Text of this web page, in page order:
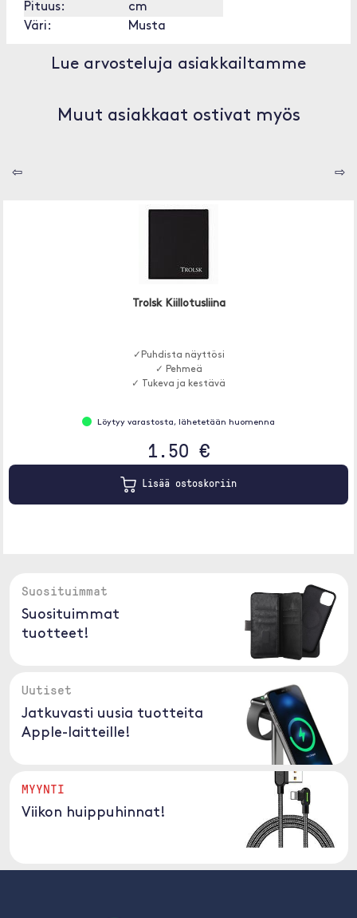
Pituus:
cm
Väri:
Musta
Lue arvosteluja asiakkailtamme
Muut asiakkaat ostivat myös
⇦ ⇨
Trolsk Kiillotusliina
✓Puhdista näyttösi
✓ Pehmeä
✓ Tukeva ja kestävä
Löytyy varastosta, lähetetään huomenna
1.50 €
Lisää ostoskoriin
Suosituimmat
Suosituimmat
tuotteet!
Uutiset
Jatkuvasti uusia tuotteita
Apple-laitteille!
MYYNTI
Viikon huippuhinnat!